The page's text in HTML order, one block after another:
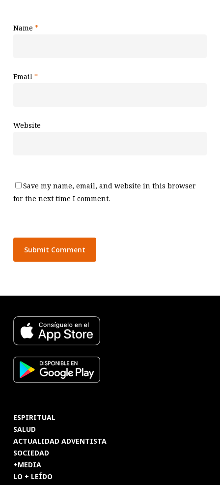
Name *
Email *
Website
Save my name, email, and website in this browser
for the next time I comment.
ESPIRITUAL
SALUD
ACTUALIDAD ADVENTISTA
SOCIEDAD
+MEDIA
LO + LEÍDO